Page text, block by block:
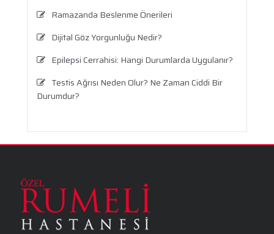
Ramazanda Beslenme Önerileri
Dijital Göz Yorgunluğu Nedir?
Epilepsi Cerrahisi: Hangi Durumlarda Uygulanır?
Testis Ağrısı Neden Olur? Ne Zaman Ciddi Bir
Durumdur?
Aronya Faydaları Nelerdir?
Kalp Ritim Bozukluğu
Anksiyete Bozukluğu: Belirtiler, Nedenler, Tanı
ve Etkili Tedavi Seçenekleri